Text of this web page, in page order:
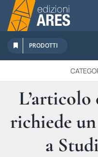
Salta
contenuto
Chi Siamo
Sostienici
Abbonamenti
Promozioni
Newsletter
PRODOTTI
IN
L’articolo
richiede
a